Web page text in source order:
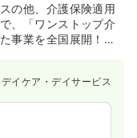
の他、介護保険適用
、「ワンストップ介
事業を全国展開！
デイケア・デイサービス